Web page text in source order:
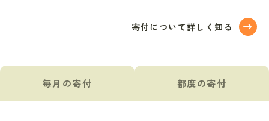
寄付について詳しく知る
毎月の寄付 都度の寄付